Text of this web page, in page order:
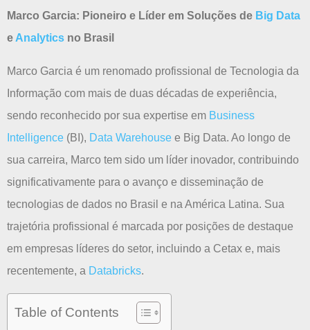
Marco Garcia: Pioneiro e Líder em Soluções de Big Data
e Analytics no Brasil
Marco Garcia é um renomado profissional de Tecnologia da
Informação com mais de duas décadas de experiência,
sendo reconhecido por sua expertise em Business
Intelligence (BI), Data Warehouse e Big Data. Ao longo de
sua carreira, Marco tem sido um líder inovador, contribuindo
significativamente para o avanço e disseminação de
tecnologias de dados no Brasil e na América Latina. Sua
trajetória profissional é marcada por posições de destaque
em empresas líderes do setor, incluindo a Cetax e, mais
recentemente, a Databricks.
Table of Contents